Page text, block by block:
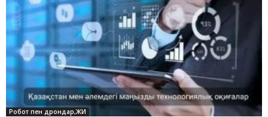
Робот пен дрондар,ЖИ